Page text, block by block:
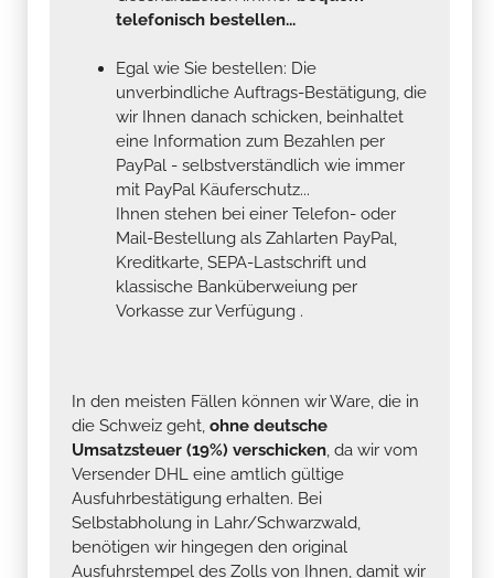
telefonisch bestellen...
Egal wie Sie bestellen: Die
unverbindliche Auftrags-Bestätigung, die
wir Ihnen danach schicken, beinhaltet
eine Information zum Bezahlen per
PayPal - selbstverständlich wie immer
mit PayPal Käuferschutz...
Ihnen stehen bei einer Telefon- oder
Mail-Bestellung als Zahlarten PayPal,
Kreditkarte, SEPA-Lastschrift und
klassische Banküberweiung per
Vorkasse zur Verfügung .
In den meisten Fällen können wir Ware, die in
die Schweiz geht, ohne deutsche
Umsatzsteuer (19%) verschicken, da wir vom
Versender DHL eine amtlich gültige
Ausfuhrbestätigung erhalten. Bei
Selbstabholung in Lahr/Schwarzwald,
benötigen wir hingegen den original
Ausfuhrstempel des Zolls von Ihnen, damit wir